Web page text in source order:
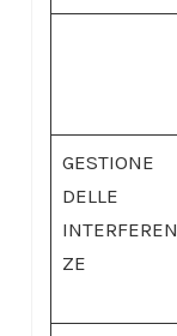
GESTIONE
DELLE
INTERFEREN
ZE